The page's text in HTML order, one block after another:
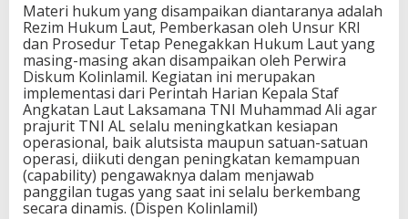
Materi hukum yang disampaikan diantaranya adalah
Rezim Hukum Laut, Pemberkasan oleh Unsur KRI
dan Prosedur Tetap Penegakkan Hukum Laut yang
masing-masing akan disampaikan oleh Perwira
Diskum Kolinlamil. Kegiatan ini merupakan
implementasi dari Perintah Harian Kepala Staf
Angkatan Laut Laksamana TNI Muhammad Ali agar
prajurit TNI AL selalu meningkatkan kesiapan
operasional, baik alutsista maupun satuan-satuan
operasi, diikuti dengan peningkatan kemampuan
(capability) pengawaknya dalam menjawab
panggilan tugas yang saat ini selalu berkembang
secara dinamis. (Dispen Kolinlamil)